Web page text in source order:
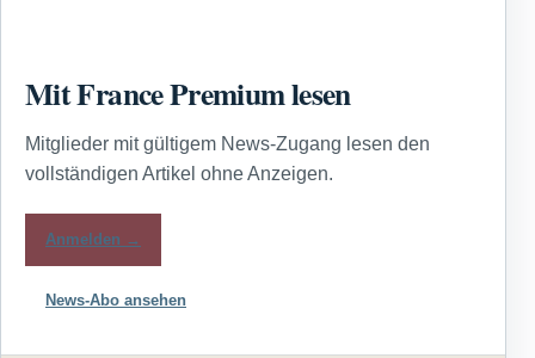
Mit France Premium lesen
Mitglieder mit gültigem News-Zugang lesen den
vollständigen Artikel ohne Anzeigen.
Anmelden →
News-Abo ansehen